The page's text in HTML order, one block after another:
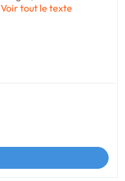
Voir tout le texte